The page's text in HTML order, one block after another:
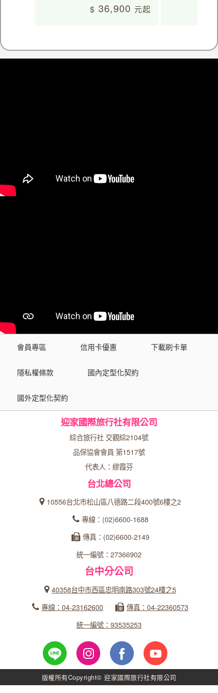
36,900
會員專區 信用卡優惠 下載刷卡單
隱私權條款 國內定型化契約
國外定型化契約
迎家國際旅行社有限公司
綜合旅行社 交觀綜2104號
品保協會會員 第1517號
代表人：繆霞芬
台北總公司
10556台北市松山區八德路二段400號6樓之2
專線：(02)6600-1688
傳真：(02)6600-2149
統一編號：27366902
台中分公司
40358台中市西區忠明南路303號24樓之5
專線：04-23162600
傳真：04-22360573
統一編號：93535253
版權所有Copyright© 迎家國際旅行社有限公司